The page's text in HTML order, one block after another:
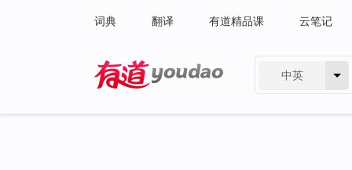
词典 翻译 有道精品课 云笔记
中英